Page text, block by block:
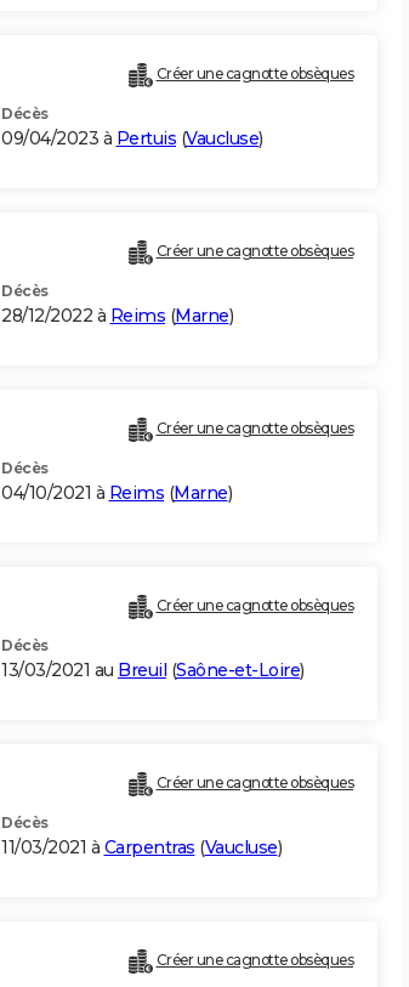
Créer une cagnotte obsèques
Décès
09/04/2023 à Pertuis (Vaucluse)
Créer une cagnotte obsèques
Décès
28/12/2022 à Reims (Marne)
Créer une cagnotte obsèques
Décès
04/10/2021 à Reims (Marne)
Créer une cagnotte obsèques
Décès
13/03/2021 au Breuil (Saône-et-Loire)
Créer une cagnotte obsèques
Décès
11/03/2021 à Carpentras (Vaucluse)
Créer une cagnotte obsèques